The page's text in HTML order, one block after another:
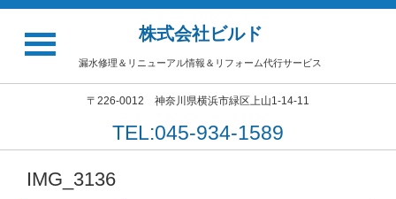
株式会社ビルド
漏水修理＆リニューアル情報＆リフォーム代行サービス
〒226-0012 神奈川県横浜市緑区上山1-14-11
TEL:045-934-1589
IMG_3136